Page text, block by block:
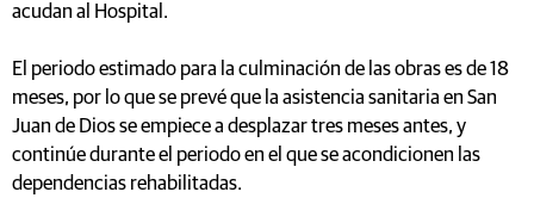
acudan al Hospital.
El periodo estimado para la culminación de las obras es de 18
meses, por lo que se prevé que la asistencia sanitaria en San
Juan de Dios se empiece a desplazar tres meses antes, y
continúe durante el periodo en el que se acondicionen las
dependencias rehabilitadas.